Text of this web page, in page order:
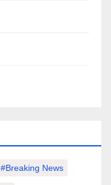
#Breaking News